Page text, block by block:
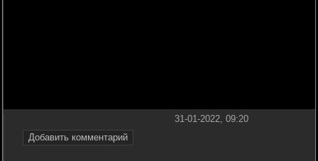
Добавить комментарий
31-01-2022, 09:20